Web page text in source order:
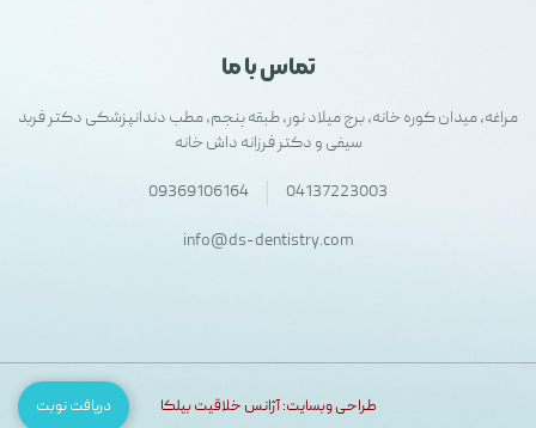
تماس با ما
مراغه، میدان کوره خانه، برج میلاد نور، طبقه پنجم، مطب دندانپزشکی دکتر فربد
سیفی و دکتر فرزانه داش خانه
09369106164 04137223003
info@ds-dentistry.com
طراحی وبسایت: آژانس خلاقیت بیلکا دریافت نوبت